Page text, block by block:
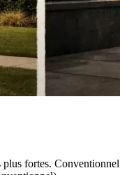
fortes.